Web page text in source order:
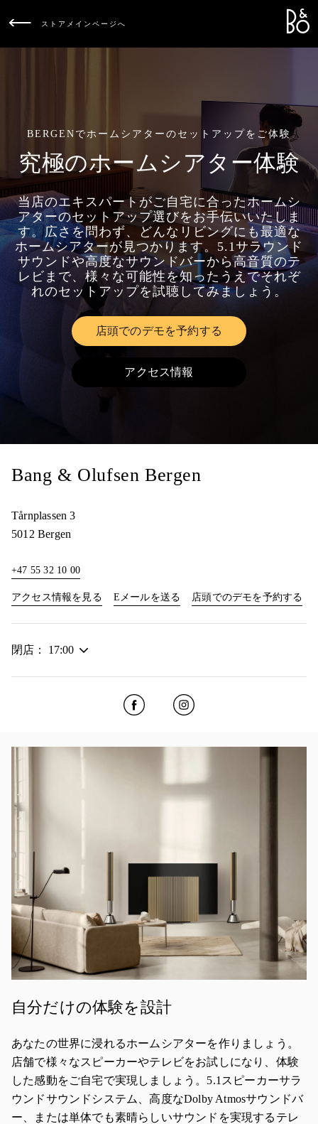
ストアメインページへ
BERGENでホームシアターのセットアップをご体験
究極のホームシアター体験
当店のエキスパートがご自宅に合ったホームシ
アターのセットアップ選びをお手伝いいたしま
す。広さを問わず、どんなリビングにも最適な
ホームシアターが見つかります。5.1サラウンド
サウンドや高度なサウンドバーから高音質のテ
レビまで、様々な可能性を知ったうえでそれぞ
れのセットアップを試聴してみましょう。
店頭でのデモを予約する
Link Opens in New Tab
アクセス情報Link Opens in New Tab
Bang & Olufsen Bergen
Tårnplassen 3
5012 Bergen
+47 55 32 10 00
アクセス情報を見る Link Opens in New Tab
Eメールを送る 店頭でのデモを予約する
閉店： 17:00
Click to open Facebook
Link Opens in New Tab
Click to open Instagram
Link Opens in New Tab
自分だけの体験を設計
あなたの世界に浸れるホームシアターを作りましょう。
店舗で様々なスピーカーやテレビをお試しになり、体験
した感動をご自宅で実現しましょう。5.1スピーカーサラ
ウンドサウンドシステム、高度なDolby Atmosサウンドバ
ー、または単体でも素晴らしいサウンドを実現するテレ